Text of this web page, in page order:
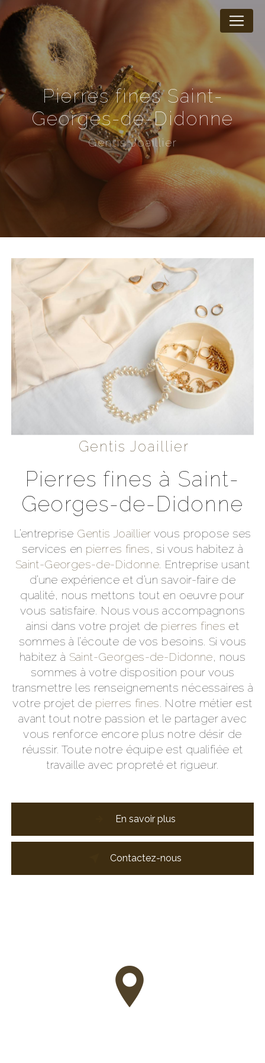
pierres fines Saint-
Georges-de-Didonne
Gentis Joaillier
Gentis Joaillier
pierres fines à Saint-
Georges-de-Didonne
L’entreprise Gentis Joaillier vous propose ses
services en pierres fines, si vous habitez à
Saint-Georges-de-Didonne . Entreprise usant
d’une expérience et d’un savoir-faire de
qualité, nous mettons tout en oeuvre pour
vous satisfaire. Nous vous accompagnons
ainsi dans votre projet de pierres fines et
sommes à l’écoute de vos besoins. Si vous
habitez à Saint-Georges-de-Didonne, nous
sommes à votre disposition pour vous
transmettre les renseignements nécessaires à
votre projet de pierres fines . Notre métier est
avant tout notre passion et le partager avec
vous renforce encore plus notre désir de
réussir. Toute notre équipe est qualifiée et
travaille avec propreté et rigueur.
En savoir plus
Contactez-nous
Panneau de gestion des cookies